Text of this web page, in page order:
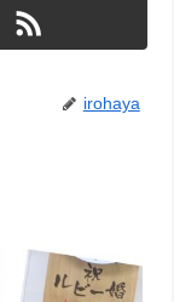
irohaya